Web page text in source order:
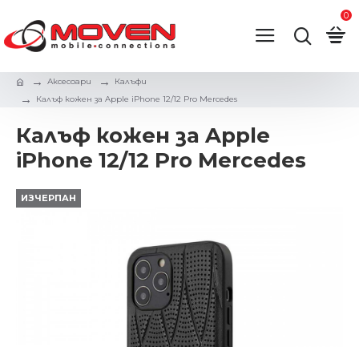
0
Аксесоари
Калъфи
Калъф кожен за Apple iPhone 12/12 Pro Mercedes
Калъф кожен за Apple
iPhone 12/12 Pro Mercedes
ИЗЧЕРПАН